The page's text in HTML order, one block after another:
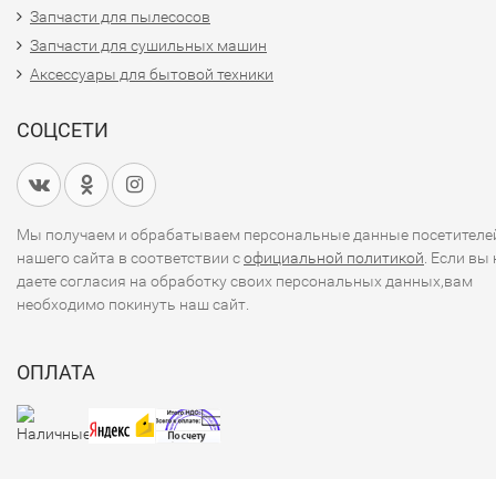
Запчасти для пылесосов
Запчасти для сушильных машин
Аксессуары для бытовой техники
СОЦСЕТИ
Мы получаем и обрабатываем персональные данные
нашего сайта в соответствии софициальной политикой . Если вы
даете согласия на обработку своих персональных данных,вам
необходимо покинуть наш сайт.
ОПЛАТА